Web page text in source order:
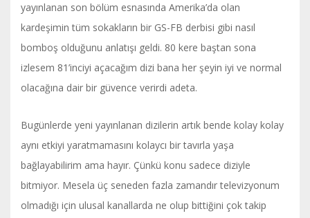
yayınlanan son bölüm esnasında Amerika’da olan
kardeşimin tüm sokakların bir GS-FB derbisi gibi nasıl
bomboş olduğunu anlatışı geldi. 80 kere baştan sona
izlesem 81’inciyi açacağım dizi bana her şeyin iyi ve normal
olacağına dair bir güvence verirdi adeta.
Bugünlerde yeni yayınlanan dizilerin artık bende kolay kolay
aynı etkiyi yaratmamasını kolaycı bir tavırla yaşa
bağlayabilirim ama hayır. Çünkü konu sadece diziyle
bitmiyor. Mesela üç seneden fazla zamandır televizyonum
olmadığı için ulusal kanallarda ne olup bittiğini çok takip